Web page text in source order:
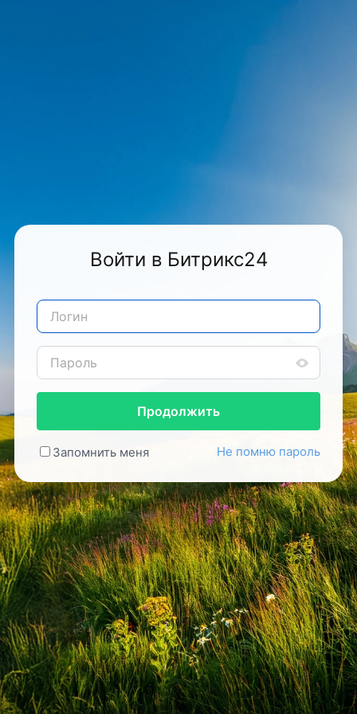
Войти в Битрикс24
Продолжить
Запомнить меня Не помню пароль